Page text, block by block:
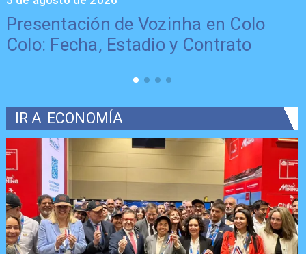
Presentación de Vozinha en Colo
Colo: Fecha, Estadio y Contrato
IR A ECONOMÍA